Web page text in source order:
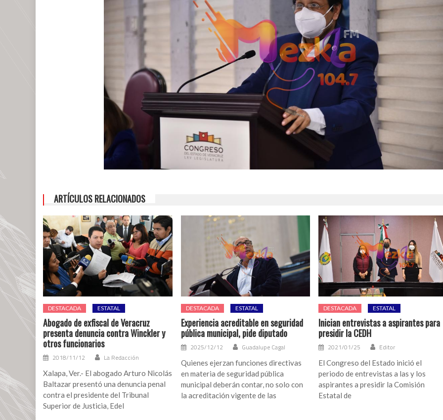
ARTÍCULOS RELACIONADOS
DESTACADA ESTATAL
Abogado de exfiscal de Veracruz
presenta denuncia contra Winckler y
otros funcionarios
2018/11/12 La Redacción
Xalapa, Ver.- El abogado Arturo Nicolás
Baltazar presentó una denuncia penal
contra el presidente del Tribunal
Superior de Justicia, Edel
DESTACADA ESTATAL
Experiencia acreditable en seguridad
pública municipal, pide diputado
2025/12/12 Guadalupe Cagal
Quienes ejerzan funciones directivas
en materia de seguridad pública
municipal deberán contar, no solo con
la acreditación vigente de las
DESTACADA ESTATAL
Inician entrevistas a aspirantes para
presidir la CEDH
2021/01/25 Editor
El Congreso del Estado inició el
periodo de entrevistas a las y los
aspirantes a presidir la Comisión
Estatal de